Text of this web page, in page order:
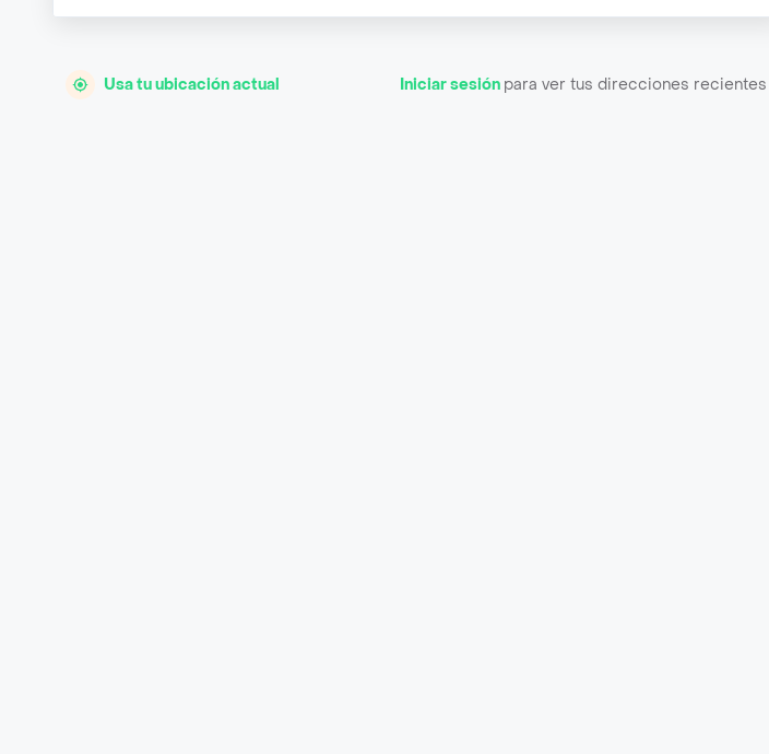
Usa tu ubicación actual Iniciar sesión para ver tus direcciones recientes